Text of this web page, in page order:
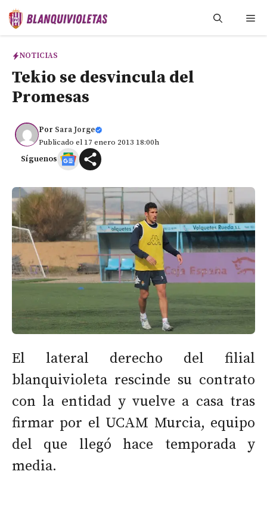
Saltar
NOTICIAS
Tekio se desvincula del
Promesas
Por Sara Jorge
Publicado el 17 enero 2013 18:00h
Síguenos
El lateral derecho del filial
blanquivioleta rescinde su contrato
con la entidad y vuelve a casa tras
firmar por el UCAM Murcia, equipo
del que llegó hace temporada y
media.